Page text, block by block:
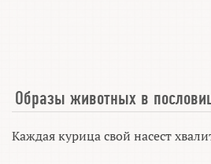
Образы животных в
Каждая курица свой насест